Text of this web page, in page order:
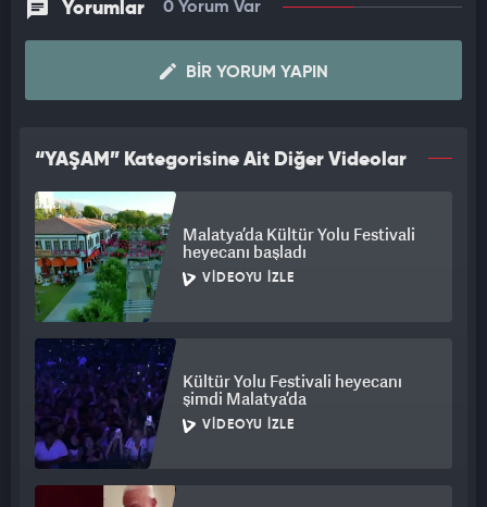
Yorumlar 0 Yorum Var
BIR YORUM YAPIN
“YAŞAM” Kategorisine Ait Diğer Videolar
Malatya’da Kültür Yolu Festivali
heyecanı başladı
VIDEOYU İZLE
Kültür Yolu Festivali heyecanı
şimdi Malatya’da
VIDEOYU İZLE